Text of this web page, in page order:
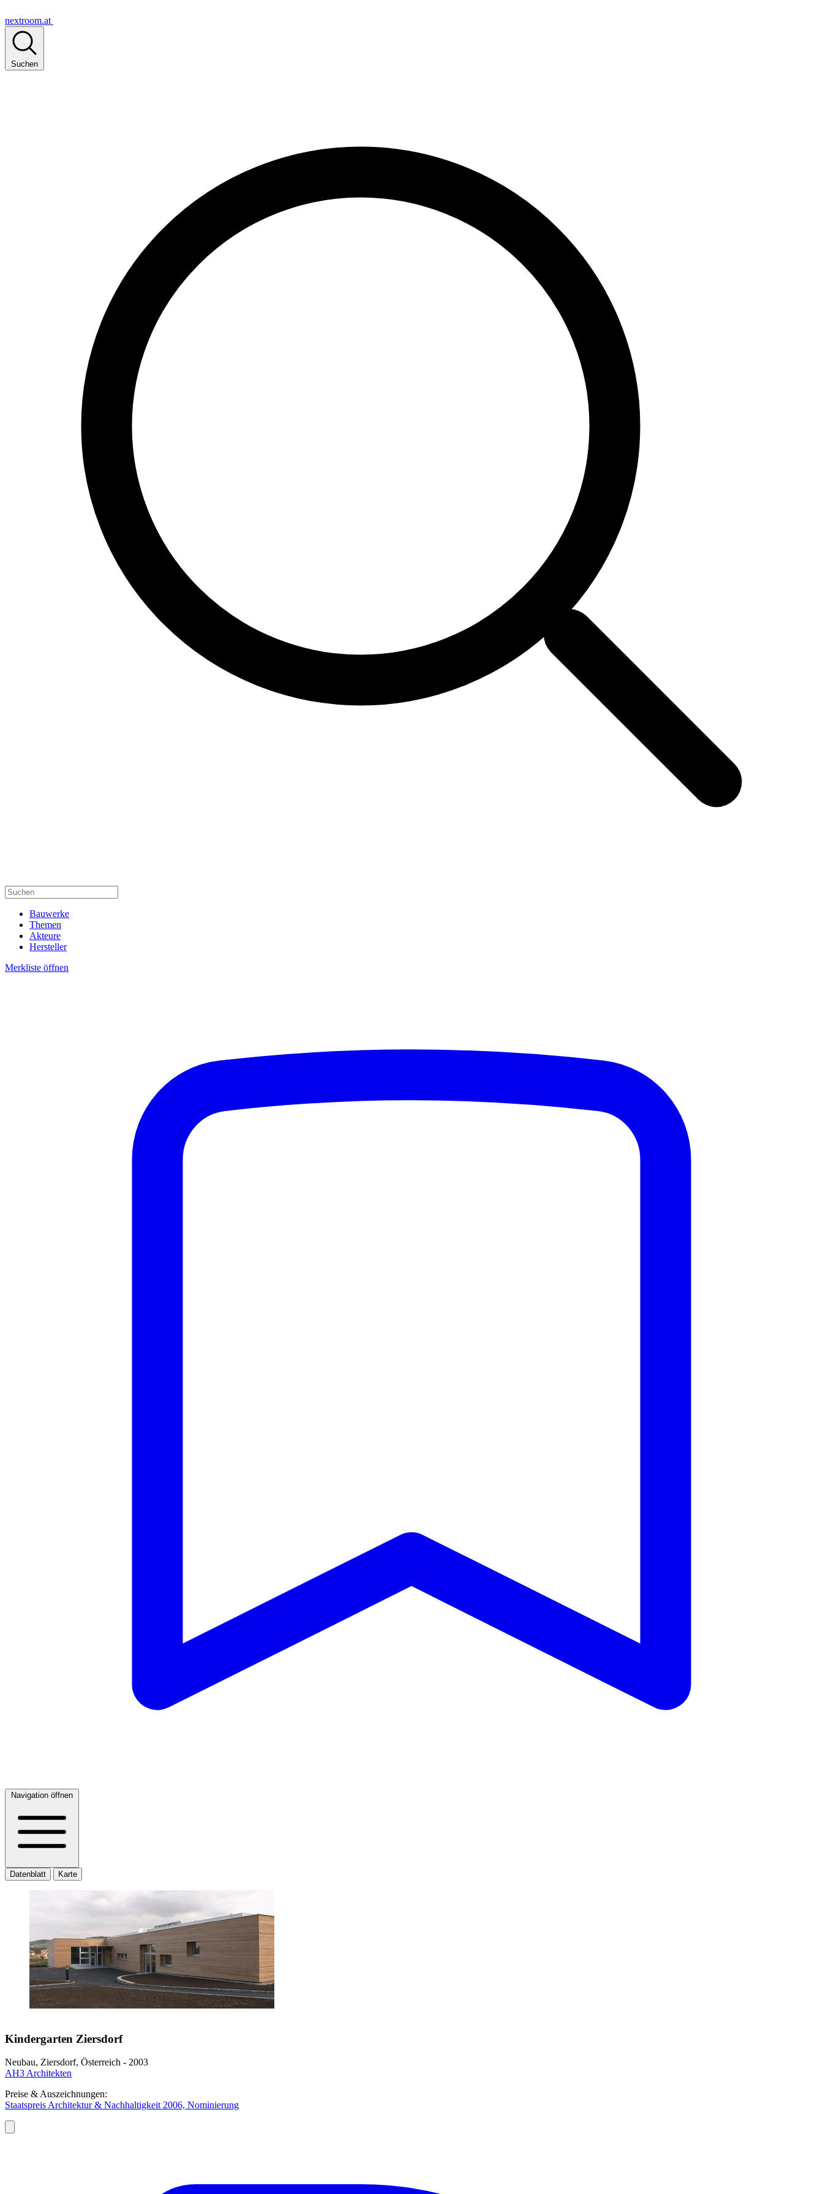
nextroom.at
Suchen
Bauwerke
Themen
Akteure
Hersteller
Merkliste öffnen
Navigation öffnen
Datenblatt Karte
Kindergarten Ziersdorf
Neubau, Ziersdorf, Österreich - 2003
AH3 Architekten
Preise & Auszeichnungen:
Staatspreis Architektur & Nachhaltigkeit 2006, Nominierung